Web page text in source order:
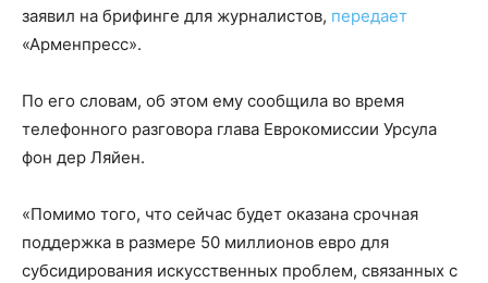
заявил на брифинге для журналистов, передает
«Арменпресс».
По его словам, об этом ему сообщила во время
телефонного разговора глава Еврокомиссии Урсула
фон дер Ляйен.
«Помимо того, что сейчас будет оказана срочная
поддержка в размере 50 миллионов евро для
субсидирования искусственных проблем, связанных с